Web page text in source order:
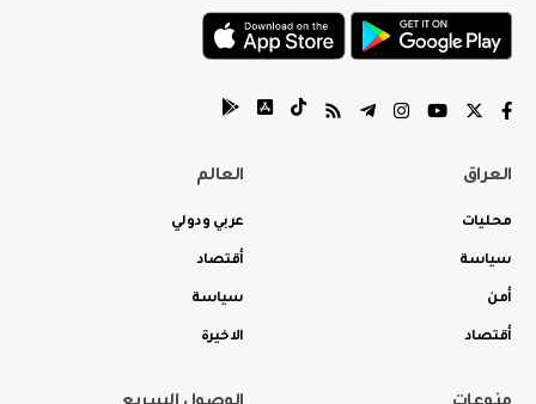
العراق
محليات
سياسة
أمن
أقتصاد
العالم
عربي ودولي
أقتصاد
سياسة
الاخيرة